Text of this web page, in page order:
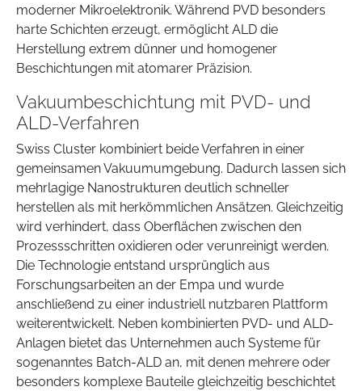
moderner Mikroelektronik. Während PVD besonders
harte Schichten erzeugt, ermöglicht ALD die
Herstellung extrem dünner und homogener
Beschichtungen mit atomarer Präzision.
Vakuumbeschichtung mit PVD- und
ALD-Verfahren
Swiss Cluster kombiniert beide Verfahren in einer
gemeinsamen Vakuumumgebung. Dadurch lassen sich
mehrlagige Nanostrukturen deutlich schneller
herstellen als mit herkömmlichen Ansätzen. Gleichzeitig
wird verhindert, dass Oberflächen zwischen den
Prozessschritten oxidieren oder verunreinigt werden.
Die Technologie entstand ursprünglich aus
Forschungsarbeiten an der Empa und wurde
anschließend zu einer industriell nutzbaren Plattform
weiterentwickelt. Neben kombinierten PVD- und ALD-
Anlagen bietet das Unternehmen auch Systeme für
sogenanntes Batch-ALD an, mit denen mehrere oder
besonders komplexe Bauteile gleichzeitig beschichtet